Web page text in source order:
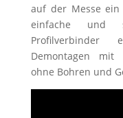
auf der Messe ein
einfache und
Profilverbinder
Demontagen mit
ohne Bohren und